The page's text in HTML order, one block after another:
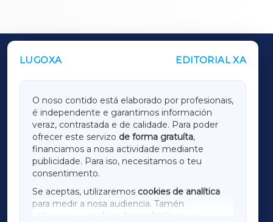
LUGOXA EDITORIAL XA
O noso contido está elaborado por profesionais,
é independente e garantimos información
veraz, contrastada e de calidade. Para poder
ofrecer este servizo de forma gratuíta,
financiamos a nosa actividade mediante
publicidade. Para iso, necesitamos o teu
consentimento.
Se aceptas, utilizaremos cookies de analítica
para medir a nosa audiencia. Tamén
utilizaremos
cookies de marketing
OUTROS PERIÓDICOS
LUGOXA
TERRACHAXA
AMARIÑAXA